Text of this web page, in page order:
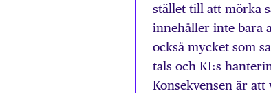
stället till att mörka
innehåller inte bara
också mycket som
tals och KI:s
Konsekvensen är